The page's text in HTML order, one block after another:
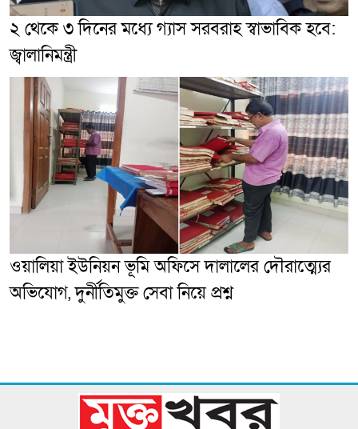
২ থেকে ৩ দিনের মধ্যে গ্যাস সরবরাহ স্বাভাবিক হবে:
জ্বালানিমন্ত্রী
ওয়ালিয়া ইউনিয়ন ভূমি অফিসে দালালের দৌরাত্ম্যের
অভিযোগ, দুর্নীতিমুক্ত সেবা নিয়ে প্রশ্ন